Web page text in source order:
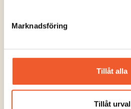
Marknadsföring
Tillåt alla
Tillåt urval
Konferenser/Kurser
Allmänna villkor/Bokningsvillkor